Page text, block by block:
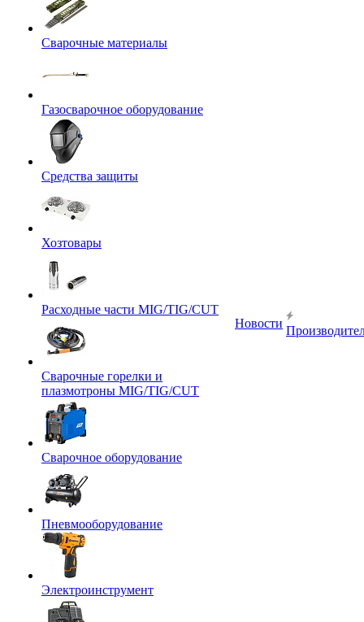
Сварочные материалы
Газосварочное оборудование
Средства защиты
Хозтовары
Расходные части MIG/TIG/CUT
Сварочные горелки и
плазмотроны MIG/TIG/CUT
Сварочное оборудование
Пневмооборудование
Электроинструмент
Новости